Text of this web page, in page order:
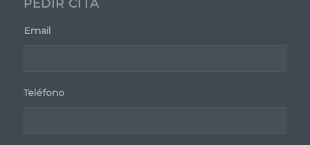
PEDIR CITA
Email
Teléfono